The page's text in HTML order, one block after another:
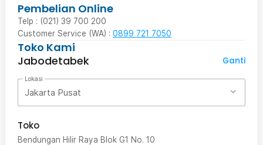
Pembelian Online
Telp : (021) 39 700 200
Customer Service (WA) : 0899 721 7050
Toko Kami
Jabodetabek
Ganti
Lokasi
Jakarta Pusat
Toko
Bendungan Hilir Raya Blok G1 No. 10